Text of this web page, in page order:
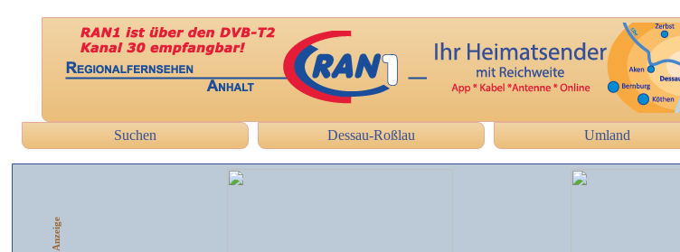
Suchen Dessau-Roßlau Umland
Anzeige